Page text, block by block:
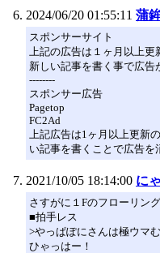
2024/06/20 01:55:11 蒲
スポンサーサイト
上記の広告は１ヶ月以上
新しい記事を書く事で広告
--------
スポンサー広告
Pagetop
FC2Ad
上記広告は1ヶ月以上更新
い記事を書くことで広告を
2021/10/05 18:14:00 に
さすがに１Fのフローリン
■拍手レス
>やっぱぽにさんは極ウマ
ひゃっはー！